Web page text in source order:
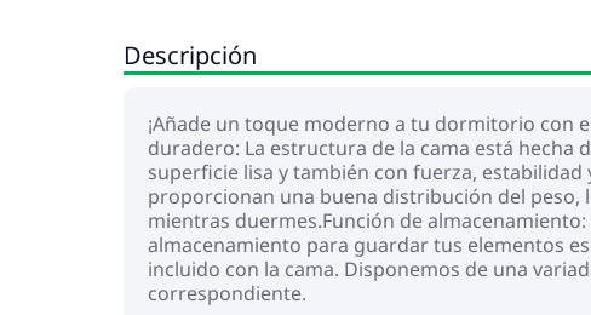
Descripción
¡Añade un toque moderno a tu dormitorio con
duradero: La estructura de la cama está hecha
superficie lisa y también con fuerza,
proporcionan una buena distribución del peso,
mientras duermes.Función de
almacenamiento para guardar tus elementos
incluido con la cama. Disponemos de una
correspondiente.